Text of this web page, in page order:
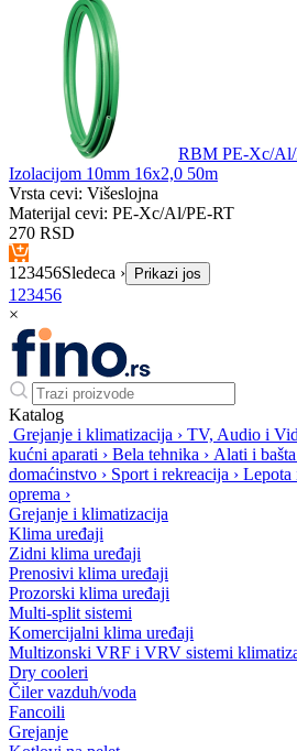
RBM PE-Xc/Al/
Izolacijom 10mm 16x2,0 50m
Vrsta cevi: Višeslojna
Materijal cevi: PE-Xc/Al/PE-RT
270 RSD
1 23456Sledeca › Prikazi jos
1 23456
×
Katalog
Grejanje i klimatizacija › TV, Audio i
kućni aparati › Bela tehnika › Alati i bašta
domaćinstvo › Sport i rekreacija › Lepota
oprema ›
Grejanje i klimatizacija
Klima uređaji
Zidni klima uređaji
Prenosivi klima uređaji
Prozorski klima uređaji
Multi-split sistemi
Komercijalni klima uređaji
Multizonski VRF i VRV sistemi
Dry cooleri
Čiler vazduh/voda
Fancoili
Grejanje